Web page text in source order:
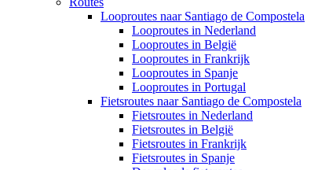
Looproutes naar Santiago de Compostela
Looproutes in Nederland
Looproutes in België
Looproutes in Frankrijk
Looproutes in Spanje
Looproutes in Portugal
Fietsroutes naar Santiago de Compostela
Fietsroutes in Nederland
Fietsroutes in België
Fietsroutes in Frankrijk
Fietsroutes in Spanje